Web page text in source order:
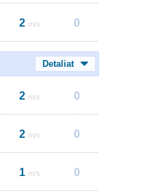
2 m/s 0
Detaliat
2 m/s 0
2 m/s 0
1 m/s 0